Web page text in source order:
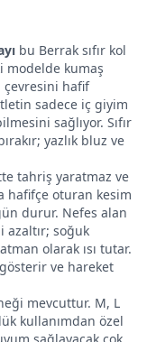
bu Berrak sıfır kol
modelde kumaş
hafif
sadece iç giyim
sağlıyor. Sıfır
yazlık bluz ve
tahriş yaratmaz ve
hafifçe oturan kesim
durur. Nefes alan
azaltır; soğuk
olarak ısı tutar.
ve hareket
mevcuttur. M, L
kullanımdan özel
sağlayacak çok